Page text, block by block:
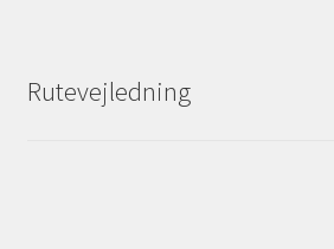
Rutevejledning